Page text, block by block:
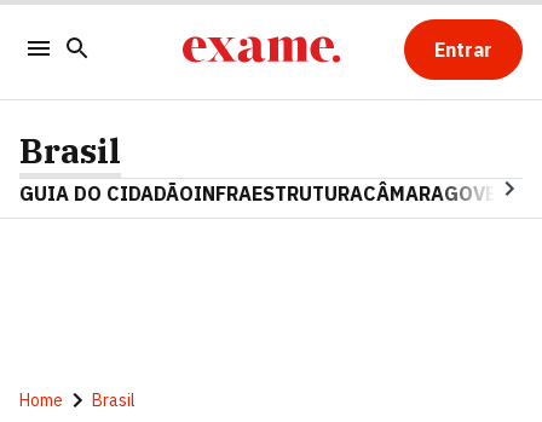
Entrar
Brasil
GUIA DO CIDADÃOINFRAESTRUTURACÂMARAGOVERNO
Home Brasil